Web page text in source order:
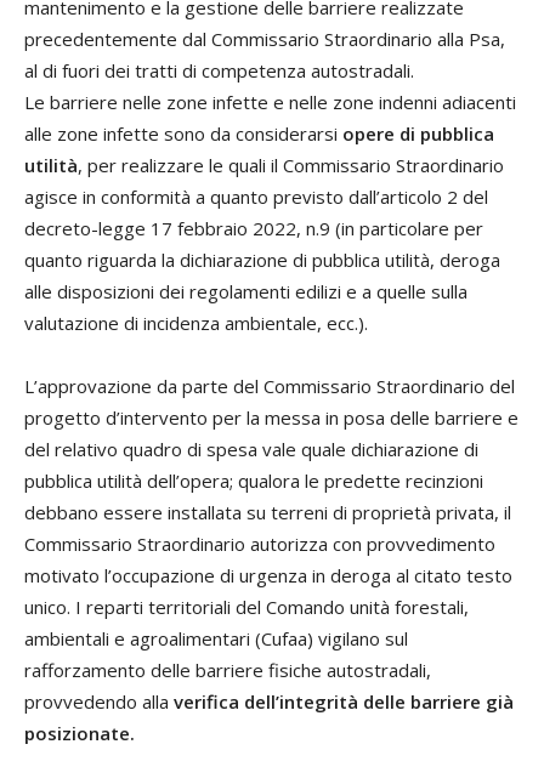
mantenimento e la gestione delle barriere realizzate
precedentemente dal Commissario Straordinario alla Psa,
al di fuori dei tratti di competenza autostradali.
Le barriere nelle zone infette e nelle zone indenni adiacenti
alle zone infette sono da considerarsi opere di pubblica
utilità, per realizzare le quali il Commissario Straordinario
agisce in conformità a quanto previsto dall’articolo 2 del
decreto-legge 17 febbraio 2022, n.9 (in particolare per
quanto riguarda la dichiarazione di pubblica utilità, deroga
alle disposizioni dei regolamenti edilizi e a quelle sulla
valutazione di incidenza ambientale, ecc.).
L’approvazione da parte del Commissario Straordinario del
progetto d’intervento per la messa in posa delle barriere e
del relativo quadro di spesa vale quale dichiarazione di
pubblica utilità dell’opera; qualora le predette recinzioni
debbano essere installata su terreni di proprietà privata, il
Commissario Straordinario autorizza con provvedimento
motivato l’occupazione di urgenza in deroga al citato testo
unico. I reparti territoriali del Comando unità forestali,
ambientali e agroalimentari (Cufaa) vigilano sul
rafforzamento delle barriere fisiche autostradali,
provvedendo alla verifica dell’integrità delle barriere già
posizionate.